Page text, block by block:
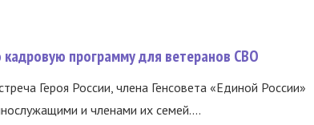
кадровую программу для ветеранов СВО
Героя России, члена Генсовета «Единой России»
и членами их семей....